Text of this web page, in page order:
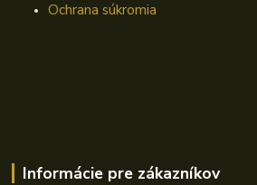
Ochrana súkromia
Informácie pre zákazníkov